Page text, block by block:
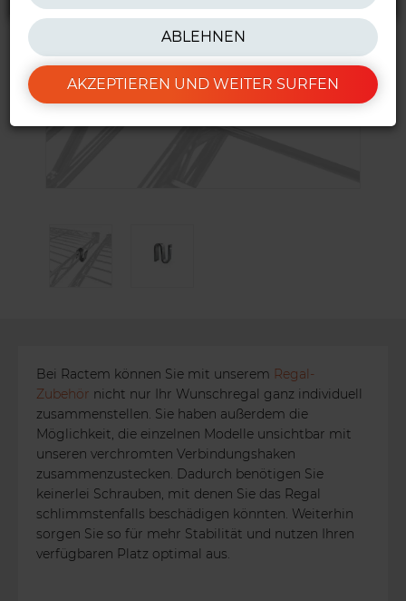
Bei Ractem können Sie mit unserem Regal-
Zubehör nicht nur Ihr Wunschregal ganz individuell
zusammenstellen. Sie haben außerdem die
Möglichkeit, die einzelnen Modelle unsichtbar mit
unseren verchromten Verbindungshaken
zusammenzustecken. Dadurch benötigen Sie
keinerlei Schrauben, mit denen Sie das Regal
schlimmstenfalls beschädigen könnten. Weiterhin
sorgen Sie so für mehr Stabilität und nutzen Ihren
verfügbaren Platz optimal aus.
ABLEHNEN
AKZEPTIEREN UND WEITER SURFEN